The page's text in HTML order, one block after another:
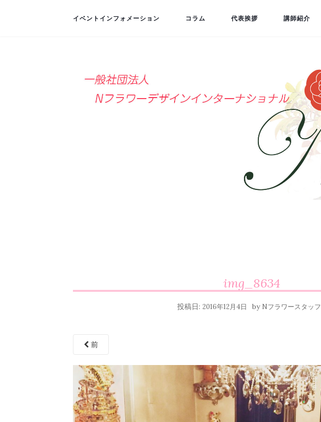
イベントインフォメーション コラム 代表挨拶 講師紹介
img_8634
投稿日:2016年12月4日 by Nフラワースタッフ
前